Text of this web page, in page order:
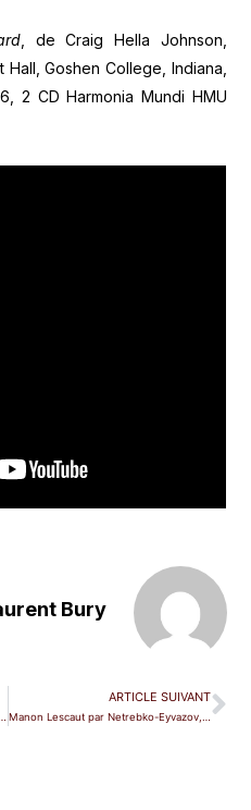
, de Craig Hella Johnson,
Goshen College, Indiana,
2 CD Harmonia Mundi HMU
Bury
ARTICLE SUIVANT